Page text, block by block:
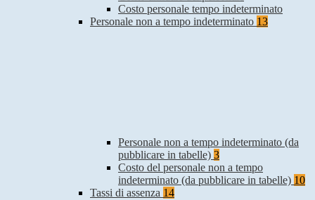
Costo personale tempo indeterminato
Personale non a tempo indeterminato 13
Personale non a tempo indeterminato (da
pubblicare in tabelle) 3
Costo del personale non a tempo
indeterminato (da pubblicare in tabelle) 10
Tassi di assenza 14